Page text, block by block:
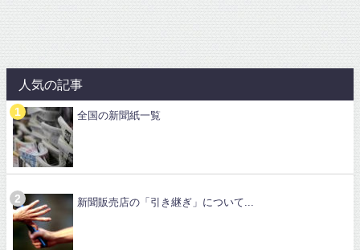
人気の記事
全国の新聞紙一覧
新聞販売店の「引き継ぎ」について...